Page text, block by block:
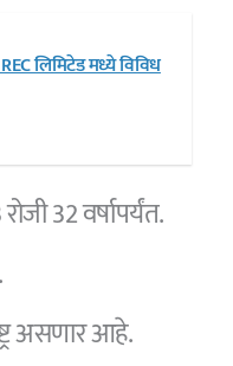
लिमिटेड मध्ये विविध
32 वर्षापर्यंत.
असणार आहे.